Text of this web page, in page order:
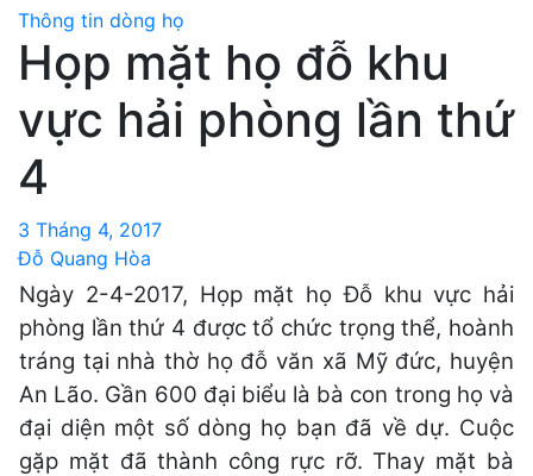
Thông tin dòng họ
Họp mặt họ đỗ khu
vực hải phòng lần thứ
4
3 Tháng 4, 2017
Đỗ Quang Hòa
Ngày 2-4-2017, Họp mặt họ Đỗ khu vực hải
phòng lần thứ 4 được tổ chức trọng thể, hoành
tráng tại nhà thờ họ đỗ văn xã Mỹ đức, huyện
An Lão. Gần 600 đại biểu là bà con trong họ và
đại diện một số dòng họ bạn đã về dự. Cuộc
gặp mặt đã thành công rực rỡ. Thay mặt bà